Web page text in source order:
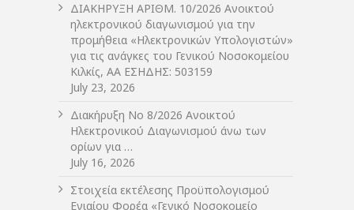
ΔIΑΚΗΡΥΞΗ ΑΡIΘΜ. 10/2026 Ανοικτού
ηλεκτρονικού διαγωνισμού για την
προμήθεια «Ηλεκτρονικών Υπολογιστών»
για τις ανάγκες του Γενικού Νοσοκομείου
Κιλκίς, ΑΑ ΕΣΗΔΗΣ: 503159
July 23, 2026
Διακήρυξη Νο 8/2026 Ανοικτού
Ηλεκτρονικού Διαγωνισμού άνω των
ορίων για …
July 16, 2026
Στοιχεία εκτέλεσης Προϋπολογισμού
Ενιαίου Φορέα «Γενικό Νοσοκομείο